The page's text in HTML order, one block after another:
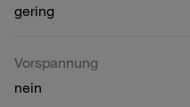
gering
Vorspannung
nein